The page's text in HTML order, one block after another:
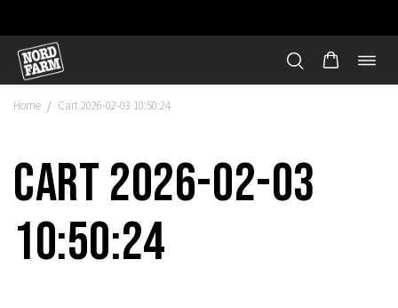
Hoppa
innehåll
Home / Cart 2026-02-03 10:50:24
Cart 2026-02-03
10:50:24